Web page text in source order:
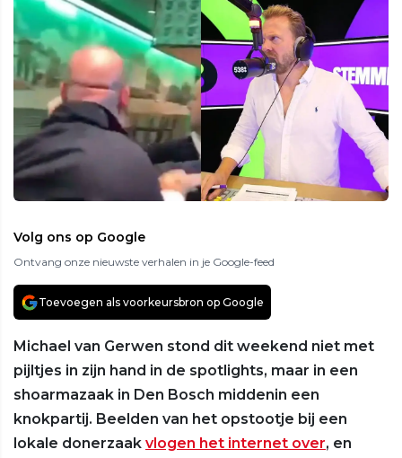
Volg ons op Google
Ontvang onze nieuwste verhalen in je Google-feed
Toevoegen als voorkeursbron op Google
Michael van Gerwen stond dit weekend niet met
pijltjes in zijn hand in de spotlights, maar in een
shoarmazaak in Den Bosch middenin een
knokpartij. Beelden van het opstootje bij een
lokale donerzaak vlogen het internet over, en